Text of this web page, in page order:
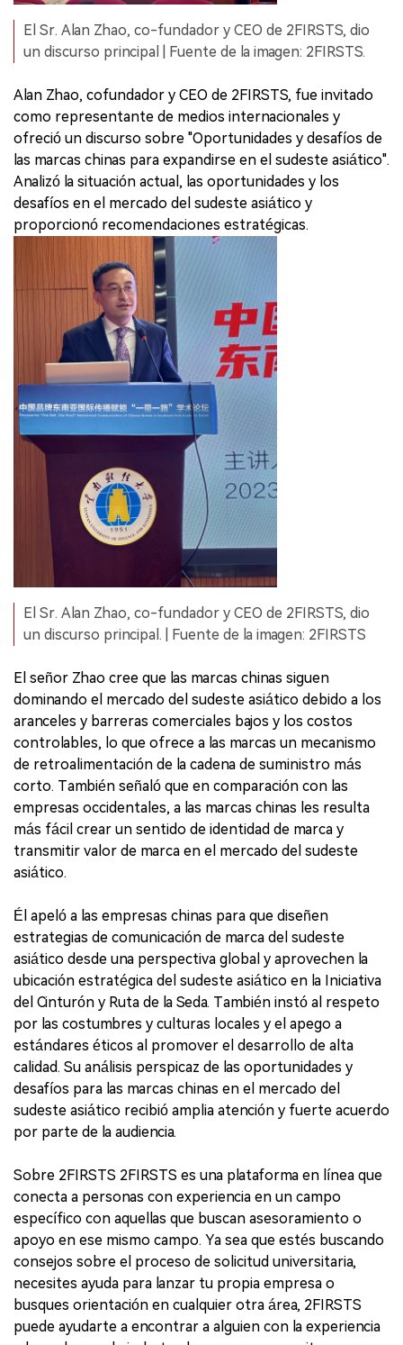
El Sr. Alan Zhao, co-fundador y CEO de 2FIRSTS, dio
un discurso principal | Fuente de la imagen: 2FIRSTS.
Alan Zhao, cofundador y CEO de 2FIRSTS, fue invitado
como representante de medios internacionales y
ofreció un discurso sobre "Oportunidades y desafíos de
las marcas chinas para expandirse en el sudeste asiático".
Analizó la situación actual, las oportunidades y los
desafíos en el mercado del sudeste asiático y
proporcionó recomendaciones estratégicas.
El Sr. Alan Zhao, co-fundador y CEO de 2FIRSTS, dio
un discurso principal. | Fuente de la imagen: 2FIRSTS
El señor Zhao cree que las marcas chinas siguen
dominando el mercado del sudeste asiático debido a los
aranceles y barreras comerciales bajos y los costos
controlables, lo que ofrece a las marcas un mecanismo
de retroalimentación de la cadena de suministro más
corto. También señaló que en comparación con las
empresas occidentales, a las marcas chinas les resulta
más fácil crear un sentido de identidad de marca y
transmitir valor de marca en el mercado del sudeste
asiático.
Él apeló a las empresas chinas para que diseñen
estrategias de comunicación de marca del sudeste
asiático desde una perspectiva global y aprovechen la
ubicación estratégica del sudeste asiático en la Iniciativa
del Cinturón y Ruta de la Seda. También instó al respeto
por las costumbres y culturas locales y el apego a
estándares éticos al promover el desarrollo de alta
calidad. Su análisis perspicaz de las oportunidades y
desafíos para las marcas chinas en el mercado del
sudeste asiático recibió amplia atención y fuerte acuerdo
por parte de la audiencia.
Sobre 2FIRSTS 2FIRSTS es una plataforma en línea que
conecta a personas con experiencia en un campo
específico con aquellas que buscan asesoramiento o
apoyo en ese mismo campo. Ya sea que estés buscando
consejos sobre el proceso de solicitud universitaria,
necesites ayuda para lanzar tu propia empresa o
busques orientación en cualquier otra área, 2FIRSTS
puede ayudarte a encontrar a alguien con la experiencia